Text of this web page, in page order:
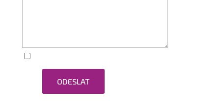
ODESLAT